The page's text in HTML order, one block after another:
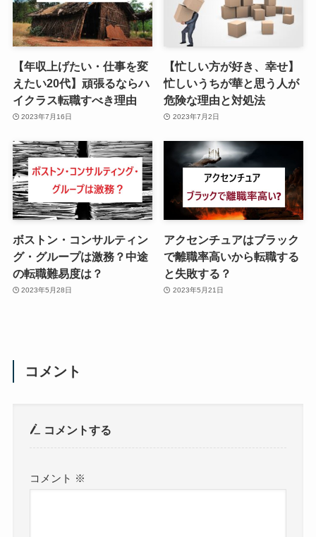
【年収上げたい・仕事を変
えたい20代】頑張るならハ
イクラス転職すべき理由
2023年7月16日
【忙しい方が好き、幸せ】
忙しいうちが華と思う人が
危険な理由と対処法
2023年7月2日
ボストン・コンサルティン
グ・グループは激務？中途
の転職難易度は？
2023年5月28日
アクセンチュアはブラック
で離職率高いから転職する
と失敗する？
2023年5月21日
コメント
コメントする
コメント ※